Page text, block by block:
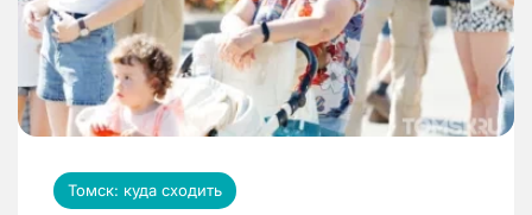
Томск: куда сходить